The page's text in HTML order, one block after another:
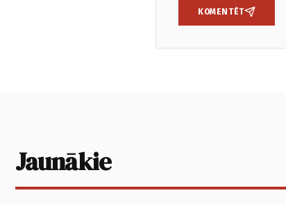
KOMENTĒT
Jaunākie